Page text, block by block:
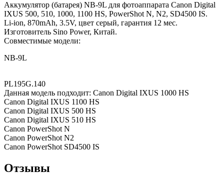
Аккумулятор (батарея) NB-9L для фотоаппарата Canon Digital
IXUS 500, 510, 1000, 1100 HS, PowerShot N, N2, SD4500 IS.
Li-ion, 870mAh, 3.5V, цвет серый, гарантия 12 мес.
Изготовитель Sino Power, Китай.
Совместимые модели:
NB-9L
PL195G.140
Данная модель подходит: Canon Digital IXUS 1000 HS
Canon Digital IXUS 1100 HS
Canon Digital IXUS 500 HS
Canon Digital IXUS 510 HS
Canon PowerShot N
Canon PowerShot N2
Canon PowerShot SD4500 IS
Отзывы